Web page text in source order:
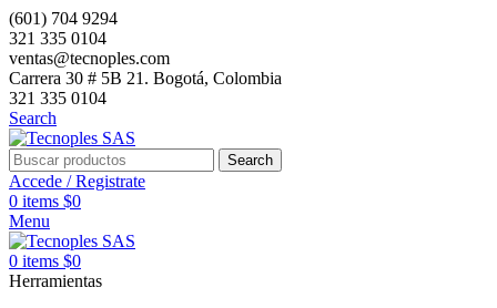
(601) 704 9294
321 335 0104
ventas@tecnoples.com
Carrera 30 # 5B 21. Bogotá, Colombia
321 335 0104
Search
Search
Accede / Registrate
0 items $0
Menu
0 items $0
Herramientas